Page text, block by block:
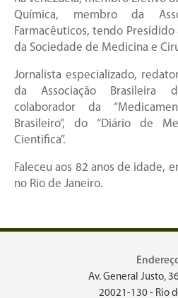
Química, membro da
Farmacêuticos, tendo
da Sociedade de Medicina e
Jornalista especializado,
da Associação Brasileira
colaborador da
Brasileiro”, do “Diário de
Cientifica”.
Faleceu aos 82 anos de idade,
no Rio de Janeiro.
Av. General Justo,
20021-130 - Rio